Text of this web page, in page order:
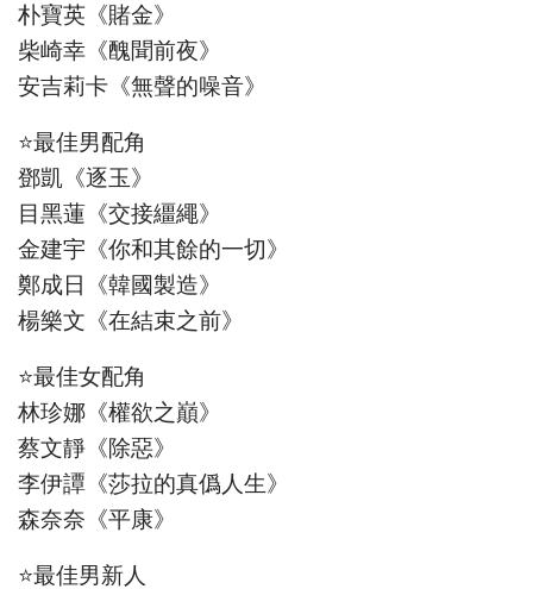
朴寶英《賭金》
柴崎幸《醜聞前夜》
安吉莉卡《無聲的噪音》
⭐最佳男配角
鄧凱《逐玉》
目黑蓮《交接繮繩》
金建宇《你和其餘的一切》
鄭成日《韓國製造》
楊樂文《在結束之前》
⭐最佳女配角
林珍娜《權欲之巔》
蔡文靜《除惡》
李伊譚《莎拉的真僞人生》
森奈奈《平康》
⭐最佳男新人